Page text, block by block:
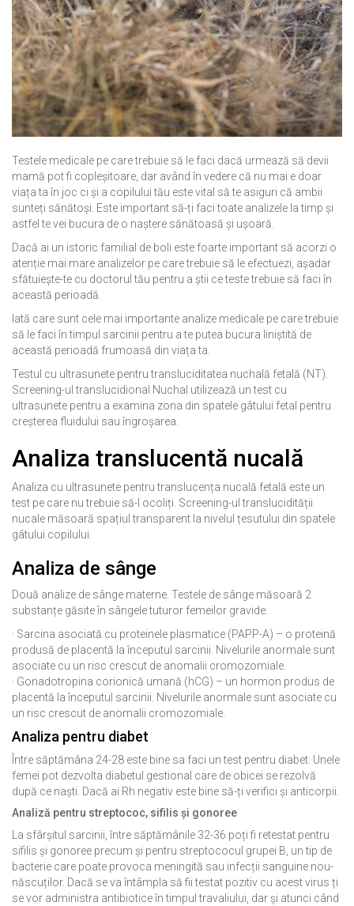
Testele medicale pe care trebuie să le faci dacă urmează să devii
mamă pot fi copleșitoare, dar având în vedere că nu mai e doar
viața ta în joc ci și a copilului tău este vital să te asiguri că ambii
sunteți sănătoși. Este important să-ți faci toate analizele la timp și
astfel te vei bucura de o naștere sănătoasă și ușoară.
Dacă ai un istoric familial de boli este foarte important să acorzi o
atenție mai mare analizelor pe care trebuie să le efectuezi, așadar
sfătuiește-te cu doctorul tău pentru a știi ce teste trebuie să faci în
această perioadă.
Iată care sunt cele mai importante analize medicale pe care trebuie
să le faci în timpul sarcinii pentru a te putea bucura liniștită de
această perioadă frumoasă din viața ta.
Testul cu ultrasunete pentru transluciditatea nuchală fetală (NT).
Screening-ul translucidional Nuchal utilizează un test cu
ultrasunete pentru a examina zona din spatele gâtului fetal pentru
creșterea fluidului sau îngroșarea.
Analiza translucentă nucală
Analiza cu ultrasunete pentru translucența nucală fetală este un
test pe care nu trebuie să-l ocoliți. Screening-ul translucidității
nucale măsoară spațiul transparent la nivelul țesutului din spatele
gâtului copilului.
Analiza de sânge
Două analize de sânge materne. Testele de sânge măsoară 2
substanțe găsite în sângele tuturor femeilor gravide:
· Sarcina asociată cu proteinele plasmatice (PAPP-A) – o proteină
produsă de placentă la începutul sarcinii. Nivelurile anormale sunt
asociate cu un risc crescut de anomalii cromozomiale.
· Gonadotropina corionică umană (hCG) – un hormon produs de
placentă la începutul sarcinii. Nivelurile anormale sunt asociate cu
un risc crescut de anomalii cromozomiale.
Analiza pentru diabet
Între săptămâna 24-28 este bine sa faci un test pentru diabet. Unele
femei pot dezvolta diabetul gestional care de obicei se rezolvă
după ce naști. Dacă ai Rh negativ este bine să-ți verifici și anticorpii.
Analiză pentru streptococ, sifilis și gonoree
La sfârșitul sarcinii, între săptămânile 32-36 poți fi retestat pentru
sifilis și gonoree precum și pentru streptococul grupei B, un tip de
bacterie care poate provoca meningită sau infecții sanguine nou-
născuților. Dacă se va întâmpla să fii testat pozitiv cu acest virus ți
se vor administra antibiotice în timpul travaliului, dar și atunci când